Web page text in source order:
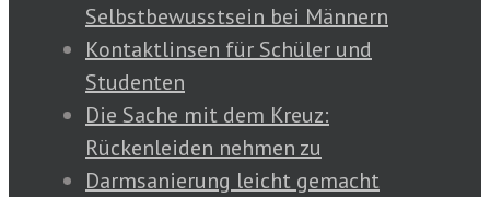
Selbstbewusstsein bei Männern
Kontaktlinsen für Schüler und
Studenten
Die Sache mit dem Kreuz:
Rückenleiden nehmen zu
Darmsanierung leicht gemacht